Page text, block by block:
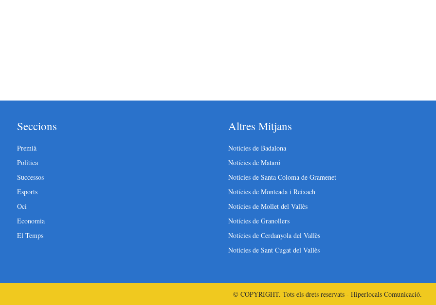
Seccions
Premià
Política
Successos
Esports
Oci
Economia
El Temps
Altres Mitjans
Notícies de Badalona
Notícies de Mataró
Notícies de Santa Coloma de Gramenet
Notícies de Montcada i Reixach
Notícies de Mollet del Vallès
Notícies de Granollers
Notícies de Cerdanyola del Vallès
Notícies de Sant Cugat del Vallès
© COPYRIGHT. Tots els drets reservats - Hiperlocals Comunicació.